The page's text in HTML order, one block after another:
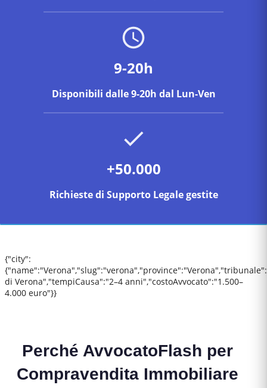
9-20h
Disponibili dalle 9-20h dal Lun-Ven
+50.000
Richieste di Supporto Legale gestite
{"city":
di Verona","tempiCausa":"2–4 anni","costoAvvocato":"1.500–
4.000 euro"}}
Perché AvvocatoFlash per
Compravendita Immobiliare